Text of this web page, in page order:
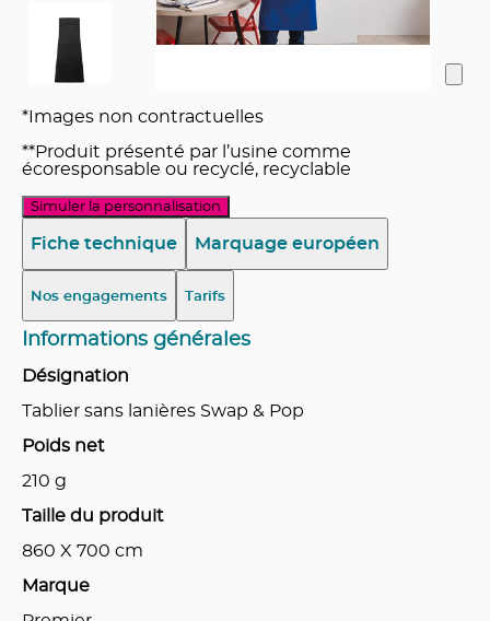
*Images non contractuelles
**Produit présenté par l’usine comme
écoresponsable ou recyclé, recyclable
Simuler la personnalisation
Fiche technique Marquage européen
Nos engagements Tarifs
Informations générales
Désignation
Tablier sans lanières Swap & Pop
Poids net
210 g
Taille du produit
860 X 700 cm
Marque